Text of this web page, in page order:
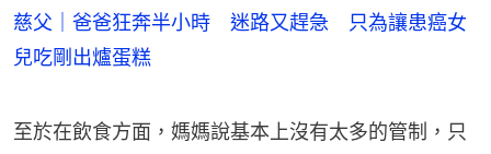
慈父｜爸爸狂奔半小時 迷路又趕急 只為讓患癌女
兒吃剛出爐蛋糕
至於在飲食方面，媽媽說基本上沒有太多的管制，只